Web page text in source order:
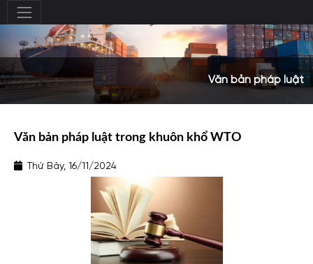
Văn bản pháp luật
Văn bản pháp luật trong khuôn khổ WTO
Thứ Bảy, 16/11/2024